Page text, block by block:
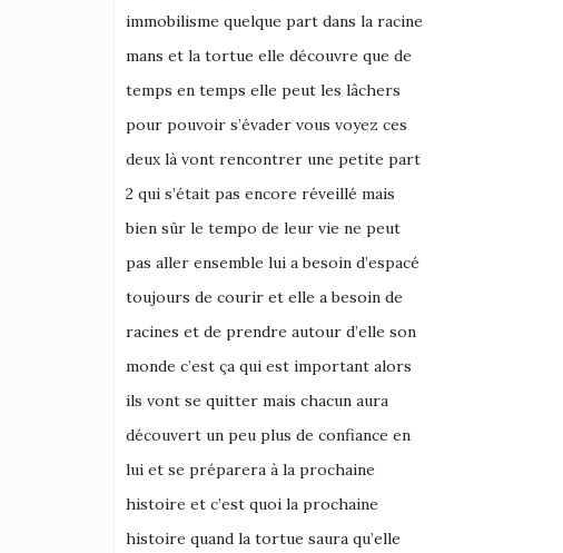
immobilisme quelque part dans la racine
mans et la tortue elle découvre que de
temps en temps elle peut les lâchers
pour pouvoir s’évader vous voyez ces
deux là vont rencontrer une petite part
2 qui s’était pas encore réveillé mais
bien sûr le tempo de leur vie ne peut
pas aller ensemble lui a besoin d’espacé
toujours de courir et elle a besoin de
racines et de prendre autour d’elle son
monde c’est ça qui est important alors
ils vont se quitter mais chacun aura
découvert un peu plus de confiance en
lui et se préparera à la prochaine
histoire et c’est quoi la prochaine
histoire quand la tortue saura qu’elle